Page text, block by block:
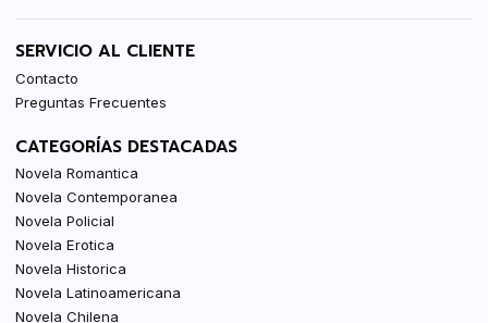
SERVICIO AL CLIENTE
Contacto
Preguntas Frecuentes
CATEGORÍAS DESTACADAS
Novela Romantica
Novela Contemporanea
Novela Policial
Novela Erotica
Novela Historica
Novela Latinoamericana
Novela Chilena